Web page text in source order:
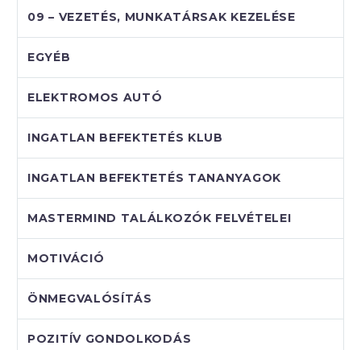
09 – VEZETÉS, MUNKATÁRSAK KEZELÉSE
EGYÉB
ELEKTROMOS AUTÓ
INGATLAN BEFEKTETÉS KLUB
INGATLAN BEFEKTETÉS TANANYAGOK
MASTERMIND TALÁLKOZÓK FELVÉTELEI
MOTIVÁCIÓ
ÖNMEGVALÓSÍTÁS
POZITÍV GONDOLKODÁS